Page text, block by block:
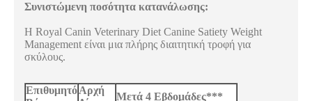
Συνιστώμενη ποσότητα κατανάλωσης:
Η Royal Canin Veterinary Diet Canine Satiety Weight
Management είναι μια πλήρης διαιτητική τροφή για
σκύλους.
ΕπιθυμητόΑρχή
Μετά 4 Εβδομάδες***